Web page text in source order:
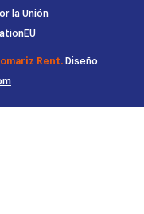
la Unión
Rent. Diseño